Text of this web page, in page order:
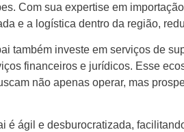
Com sua expertise em
e a logística dentro da região,
também investe em serviços de
financeiros e jurídicos. Esse
não apenas operar, mas
é ágil e desburocratizada,